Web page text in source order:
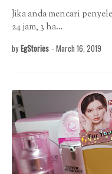
Jika anda mencari
24 jam, 3 ha…
by EgStories - March 16, 2019